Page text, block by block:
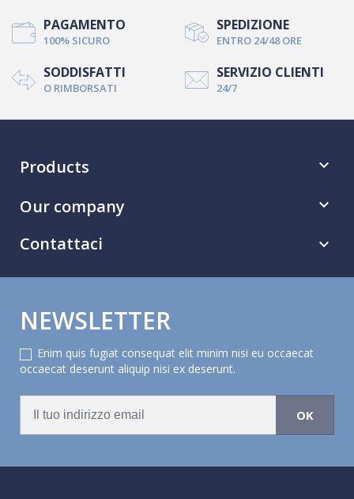
PAGAMENTO
100% SICURO
SPEDIZIONE
ENTRO 24/48 ORE
SODDISFATTI
O RIMBORSATI
SERVIZIO CLIENTI
24/7
Products 
Our company 
Contattaci 
NEWSLETTER
Enim quis fugiat consequat elit minim nisi eu occaecat
occaecat deserunt aliquip nisi ex deserunt.